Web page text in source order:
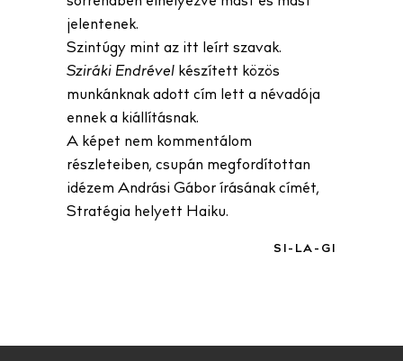
jelentenek.
Szintúgy mint az itt leírt szavak.
Sziráki Endrével készített közös
munkánknak adott cím lett a névadója
ennek a kiállításnak.
A képet nem kommentálom
részleteiben, csupán megfordítottan
idézem Andrási Gábor írásának címét,
Stratégia helyett Haiku.
SI-LA-GI